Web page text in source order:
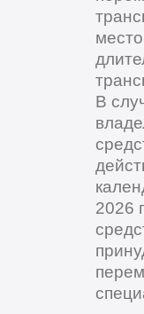
В
2026